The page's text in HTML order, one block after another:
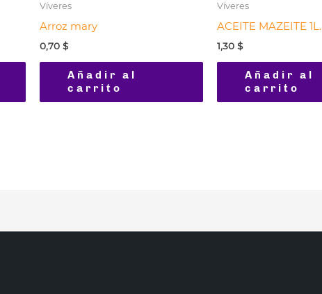
Víveres
Arroz mary
0,70 $
Añadir al
carrito
Víveres
ACEITE MAZEITE 1L.
1,30 $
Añadir al
carrito